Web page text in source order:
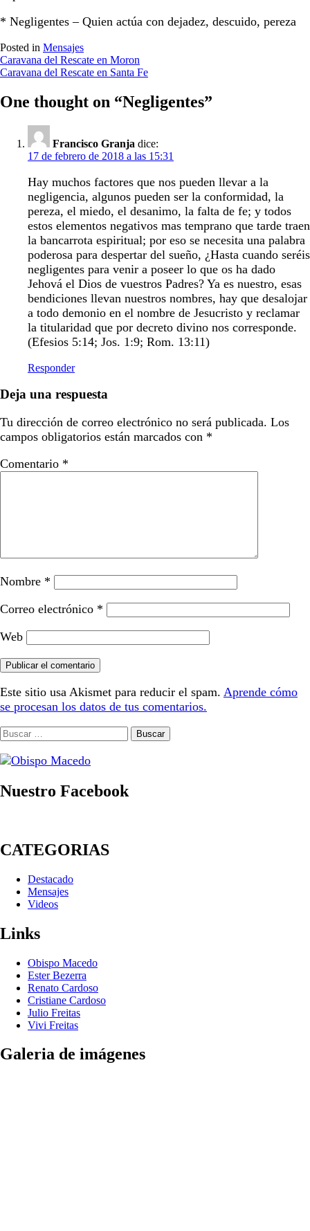
* Negligentes – Quien actúa con dejadez, descuido, pereza
Posted in Mensajes
Navegación
de
entradas
Caravana del Rescate en Moron
Caravana del Rescate en Santa Fe
One thought on “Negligentes”
Francisco Granja dice:
17 de febrero de 2018 a las 15:31
Hay muchos factores que nos pueden llevar a la
negligencia, algunos pueden ser la conformidad, la
pereza, el miedo, el desanimo, la falta de fe; y todos
estos elementos negativos mas temprano que tarde traen
la bancarrota espiritual; por eso se necesita una palabra
poderosa para despertar del sueño, ¿Hasta cuando seréis
negligentes para venir a poseer lo que os ha dado
Jehová el Dios de vuestros Padres? Ya es nuestro, esas
bendiciones llevan nuestros nombres, hay que desalojar
a todo demonio en el nombre de Jesucristo y reclamar
la titularidad que por decreto divino nos corresponde.
(Efesios 5:14; Jos. 1:9; Rom. 13:11)
Responder
Deja una respuesta
Tu dirección de correo electrónico no será publicada. Los
campos obligatorios están marcados con *
Comentario *
Nombre *
Correo electrónico *
Web
Este sitio usa Akismet para reducir el spam. Aprende cómo
se procesan los datos de tus comentarios.
Buscar:
Nuestro Facebook
CATEGORIAS
Destacado
Mensajes
Videos
Links
Obispo Macedo
Ester Bezerra
Renato Cardoso
Cristiane Cardoso
Julio Freitas
Vivi Freitas
Galeria de imágenes